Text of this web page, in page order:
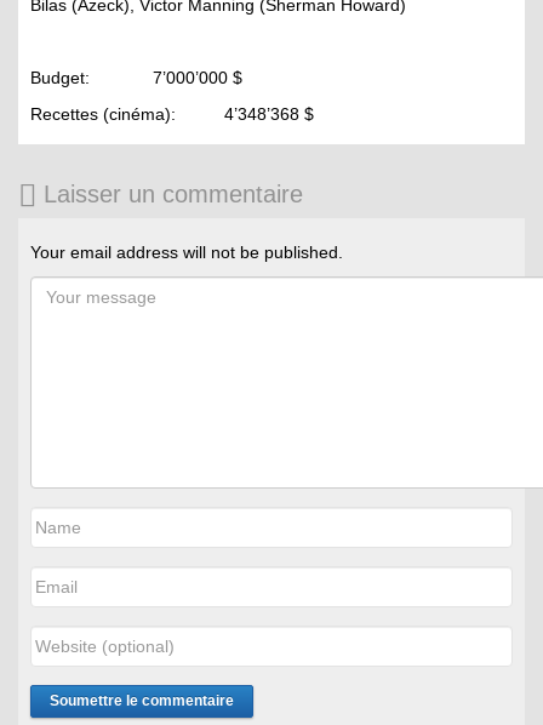
Bilas (Azeck), Victor Manning (Sherman Howard)
Budget: 7’000’000 $
Recettes (cinéma): 4’348’368 $
Laisser un commentaire
Your email address will not be published.